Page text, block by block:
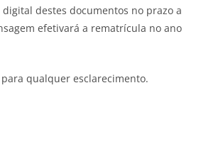
destes documentos no prazo a
efetivará a rematrícula no ano
qualquer esclarecimento.